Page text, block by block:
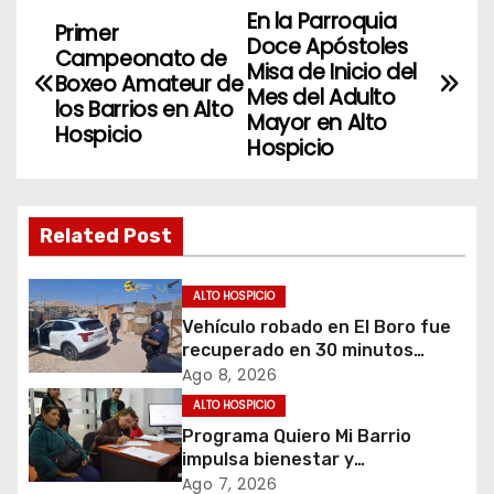
N
a
g
a
c
i
ó
n
En la Parroquia
Doce Apóstoles
Misa de Inicio del
Mes del Adulto
Mayor en Alto
Hospicio
Primer
Campeonato de
Boxeo Amateur de
los Barrios en Alto
Hospicio
Related Post
ALTO HOSPICIO
Vehículo robado en El Boro fue
recuperado en 30 minutos
gracias a operativo coordinado
Ago 8, 2026
ALTO HOSPICIO
Programa Quiero Mi Barrio
impulsa bienestar y
envejecimiento activo en
Ago 7, 2026